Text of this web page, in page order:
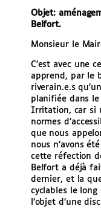
Objet:
Belfort.
Monsieur le
C’est avec une
apprend, par le
riverain.e.s
planifiée dans
Irritation, car si
normes
que nous
nous n’avons
cette réfection
Belfort a déjà
dernier, et la
cyclables le
l’objet d’une